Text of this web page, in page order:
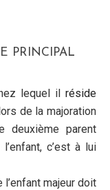
PRINCIPAL
lequel il réside
de la majoration
deuxième parent
c’est à lui
majeur doit